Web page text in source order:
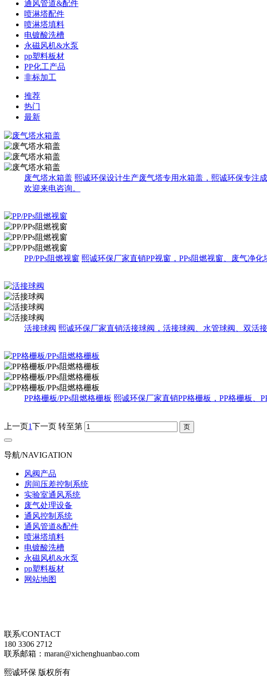
通风管道&配件
喷淋塔配件
喷淋塔填料
电镀酸洗槽
永磁风机&水泵
pp塑料板材
PP化工产品
非标加工
推荐
热门
最新
废气塔水箱盖 熙诚环保设计生产废气塔专用水箱盖，熙诚环保专注
欢迎来电咨询。
PP/PPs阻燃视窗 熙诚环保厂家直销PP视窗，PPs阻燃视窗、废气净
活接球阀 熙诚环保厂家直销活接球阀，活接球阀、水管球阀、双活
PP格栅板/PPs阻燃格栅板 熙诚环保厂家直销PP格栅板，PP格栅板、
上一页1下一页 转至第
导航/NAVIGATION
风阀产品
房间压差控制系统
实验室通风系统
废气处理设备
通风控制系统
通风管道&配件
喷淋塔填料
电镀酸洗槽
永磁风机&水泵
pp塑料板材
网站地图
联系/CONTACT
180 3306 2712
联系邮箱：maran@xichenghuanbao.com
熙诚环保 版权所有